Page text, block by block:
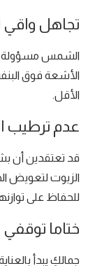
تجاهل واقي
الأقل.
عدم ترطيب
قد تعتقدين أن
الزيوت لتعويض
للحفاظ على
ختاما
جمالكِ يبدأ